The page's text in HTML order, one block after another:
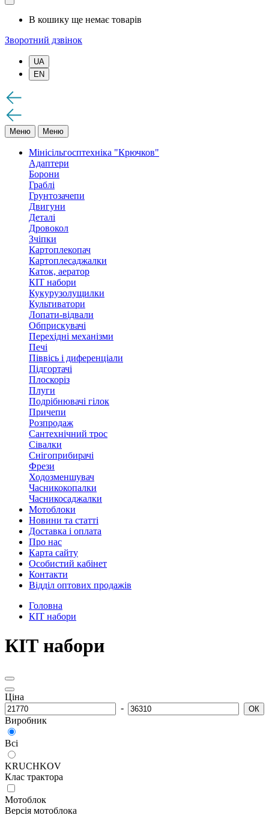
В кошику ще немає товарів
Зворотний дзвінок
UA
EN
Меню Меню
Мінісільгосптехніка "Крючков"
Адаптери
Борони
Граблі
Грунтозачепи
Двигуни
Деталі
Дровокол
Зчіпки
Картоплекопач
Картоплесаджалки
Каток, аератор
КІТ набори
Кукурузолущилки
Культиватори
Лопати-відвали
Обприскувачі
Перехідні механізми
Печі
Піввісь і диференціали
Підгортачі
Плоскоріз
Плуги
Подрібнювачі гілок
Причепи
Розпродаж
Сантехнічний трос
Сівалки
Снігоприбирачі
Фрези
Ходозменшувач
Часникокопалки
Часникосаджалки
Мотоблоки
Новини та статті
Доставка і оплата
Про нас
Карта сайту
Особистий кабінет
Контакти
Відділ оптових продажів
Головна
КІТ набори
КІТ набори
Ціна
-
ОК
Виробник
Всі
KRUCHKOV
Клас трактора
Мотоблок
Версія мотоблока